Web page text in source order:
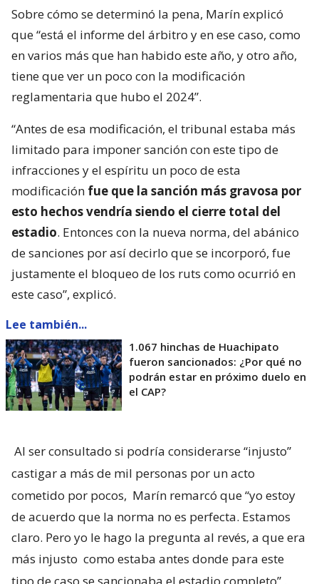
Sobre cómo se determinó la pena, Marín explicó
que “está el informe del árbitro y en ese caso, como
en varios más que han habido este año, y otro año,
tiene que ver un poco con la modificación
reglamentaria que hubo el 2024”.
“Antes de esa modificación, el tribunal estaba más
limitado para imponer sanción con este tipo de
infracciones y el espíritu un poco de esta
modificación fue que la sanción más gravosa por
esto hechos vendría siendo el cierre total del
estadio. Entonces con la nueva norma, del abánico
de sanciones por así decirlo que se incorporó, fue
justamente el bloqueo de los ruts como ocurrió en
este caso”, explicó.
Lee también...
1.067 hinchas de Huachipato
fueron sancionados: ¿Por qué no
podrán estar en próximo duelo en
el CAP?
Al ser consultado si podría considerarse “injusto”
castigar a más de mil personas por un acto
cometido por pocos, Marín remarcó que “yo estoy
de acuerdo que la norma no es perfecta. Estamos
claro. Pero yo le hago la pregunta al revés, a que era
más injusto como estaba antes donde para este
tipo de caso se sancionaba el estadio completo”